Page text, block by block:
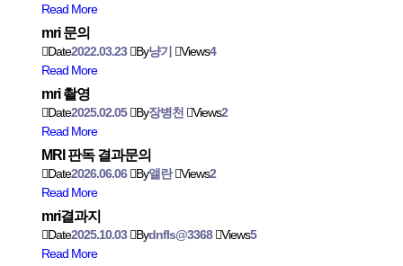
Read More
mri 문의
Date2022.03.23 By냥기 Views4
Read More
mri 촬영
Date2025.02.05 By장병천 Views2
Read More
MRI 판독 결과문의
Date2026.06.06 By앨란 Views2
Read More
mri결과지
Date2025.10.03 Bydnfls@3368 Views5
Read More